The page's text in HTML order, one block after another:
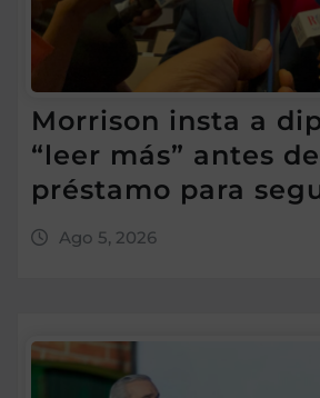
Morrison insta a
“leer más” antes
préstamo para
Ago 5, 2026